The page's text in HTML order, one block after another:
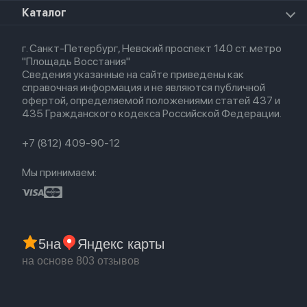
Apple Watch SE 2022
Airpods 3
Airpods (1-е)
EarPods
HomePod 2
Для Macbook
О магазине
Политика конфиденциальности
Оплата и доставка
Партнерская программа
Гарантия
Обмен и возврат
Бонусы
Каталог
Новые поступления
Популярное
Акции
г. Санкт-Петербург, Невский проспект 140 ст. метро
"Площадь Восстания"
Сведения указанные на сайте приведены как
справочная информация и не являются публичной
офертой, определяемой положениями статей 437 и
435 Гражданского кодекса Российской Федерации.
+7 (812) 409-90-12
Мы принимаем:
5на Яндекс карты
на основе 803 отзывов